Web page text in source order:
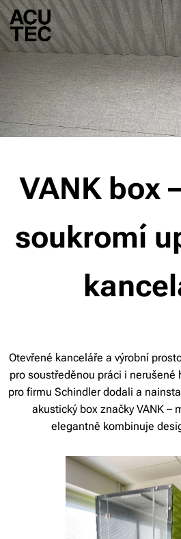
VANK box
soukromí
Otevřené kanceláře a výrobní
pro soustředěnou práci i nerušené
pro firmu Schindler dodali a
akustický box značky VANK –
elegantně kombinuje